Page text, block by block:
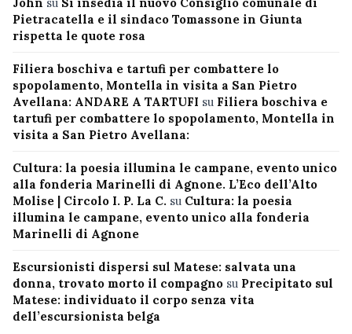
Pietracatella e il sindaco Tomassone in Giunta
rispetta le quote rosa
Filiera boschiva e tartufi per combattere lo
spopolamento, Montella in visita a San Pietro
Avellana: ANDARE A TARTUFI su Filiera boschiva e
tartufi per combattere lo spopolamento, Montella in
visita a San Pietro Avellana:
Cultura: la poesia illumina le campane, evento unico
alla fonderia Marinelli di Agnone. L’Eco dell’Alto
Molise | Circolo I. P. La C. su Cultura: la poesia
illumina le campane, evento unico alla fonderia
Marinelli di Agnone
Escursionisti dispersi sul Matese: salvata una
donna, trovato morto il compagno su Precipitato sul
Matese: individuato il corpo senza vita
dell’escursionista belga